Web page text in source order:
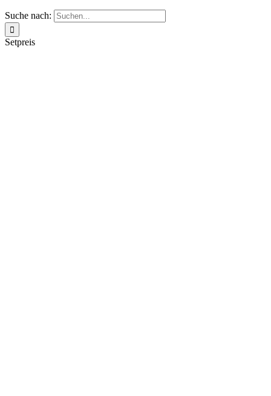
Suche nach:
Setpreis